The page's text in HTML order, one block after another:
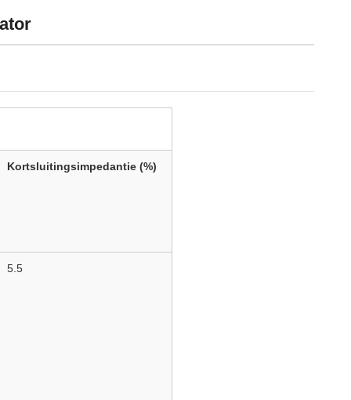
Kortsluitingsimpedantie (%)
5.5